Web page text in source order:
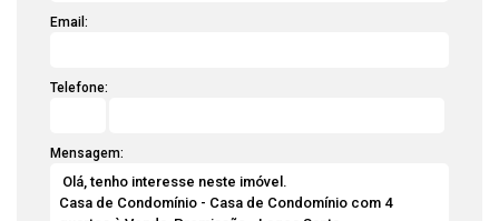
Email:
Telefone:
Mensagem: